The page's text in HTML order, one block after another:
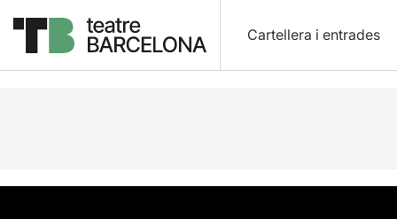
Cartellera i entrades
Descripció Fitxa artística Fotos i vídeos